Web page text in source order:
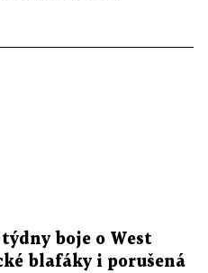
boje o West
blafáky i porušená